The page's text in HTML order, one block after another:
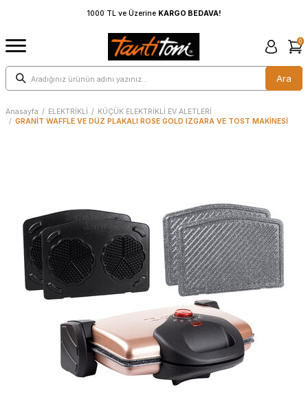
1000 TL ve ÜzerineKARGO BEDAVA!
Ara
0
Anasayfa / ELEKTRİKLİ / KÜÇÜK ELEKTRİKLİ EV ALETLERİ
/ GRANİT WAFFLE VE DÜZ PLAKALI ROSE GOLD IZGARA VE TOST MAKİNESİ